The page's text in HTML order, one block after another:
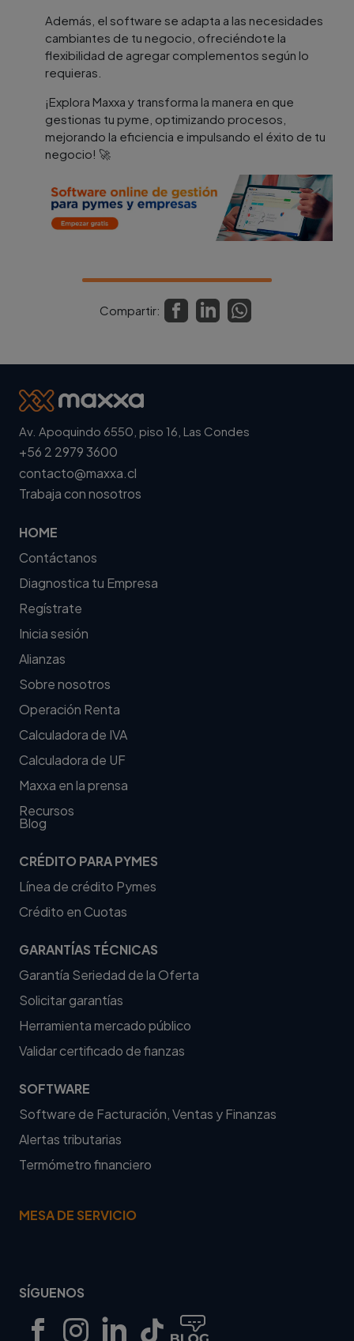
Además, el software se adapta a las necesidades
cambiantes de tu negocio, ofreciéndote la
flexibilidad de agregar complementos según lo
requieras.
¡Explora Maxxa y transforma la manera en que
gestionas tu pyme, optimizando procesos,
mejorando la eficiencia e impulsando el éxito de tu
negocio! 🚀
Compartir:
Av. Apoquindo 6550, piso 16, Las Condes
+56 2 2979 3600
contacto@maxxa.cl
Trabaja con nosotros
HOME
Contáctanos
Diagnostica tu Empresa
Regístrate
Inicia sesión
Alianzas
Sobre nosotros
Operación Renta
Calculadora de IVA
Calculadora de UF
Maxxa en la prensa
Recursos
Blog
CRÉDITO PARA PYMES
Línea de crédito Pymes
Crédito en Cuotas
GARANTÍAS TÉCNICAS
Garantía Seriedad de la Oferta
Solicitar garantías
Herramienta mercado público
Validar certificado de fianzas
SOFTWARE
Software de Facturación, Ventas y Finanzas
Alertas tributarias
Termómetro financiero
MESA DE SERVICIO
SÍGUENOS